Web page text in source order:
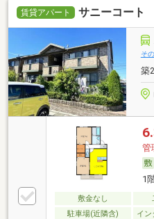
賃貸アパート サニーコート
そ
築
管
1
敷金なし
駐車場(近隣含)
イン